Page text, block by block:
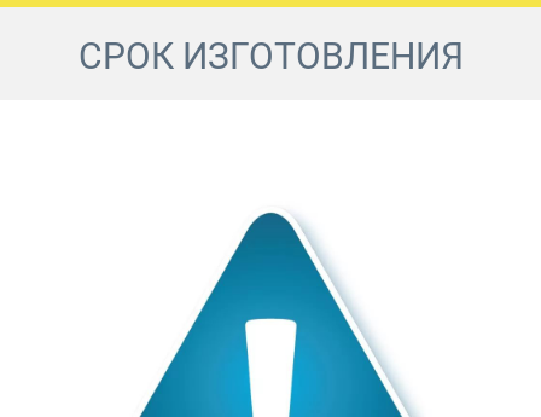
СРОК ИЗГОТОВЛЕНИЯ